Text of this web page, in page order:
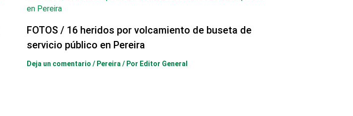
FOTOS / 16 heridos por volcamiento de buseta de
servicio público en Pereira
Deja un comentario / Pereira / Por Editor General